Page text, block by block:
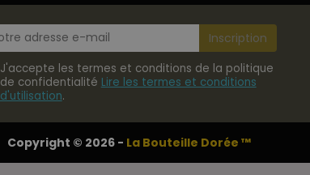
J'accepte les termes et conditions de la politique
de confidentialité Lire les termes et conditions
d'utilisation.
Copyright © 2026 - La Bouteille Dorée ™